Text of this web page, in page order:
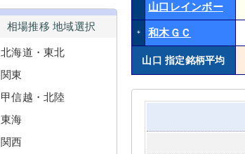
相場推移 地域選択
北海道・東北
関東
甲信越・北陸
東海
関西
山口レインボー
＊ 和木ＧＣ
山口 指定銘柄平均